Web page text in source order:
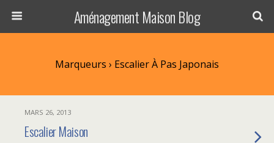
Aménagement Maison Blog
Marqueurs › Escalier À Pas Japonais
MARS 26, 2013
Escalier Maison